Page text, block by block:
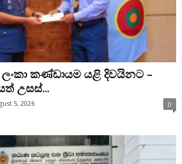
කණ්ඩායම යළි දිවයිනට –
උසස්...
5, 2026 0